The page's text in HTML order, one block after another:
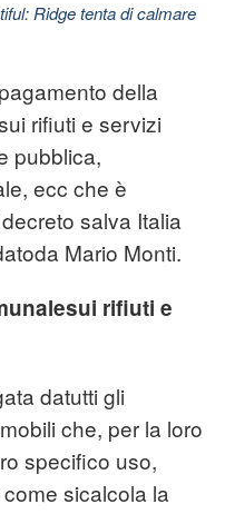
Ridge tenta di calmare
della
rifiuti e servizi
pubblica,
ecc che è
salva Italia
Mario Monti.
rifiuti e
datutti gli
che, per la loro
specifico uso,
sicalcola la